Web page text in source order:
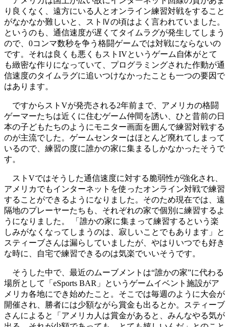
り良くなく、遠方にいる人とオンライン練習対戦をすること
がなかなか難しいと、ストⅣの頃はよく言われていました。
というのも、通信速度が遅くてタイムラグが発生してしまう
ので、0コンマ数秒を争う格闘ゲームでは対戦にならないの
です。それは良くも悪くもストIVというゲーム自体がとて
も緻密な作りになっていて、プログラミングされた作動が通
信速度のタイムラグに追いつけなかったことも一つの要因で
はあります。
ですからストVが発売される2年前まで、アメリカの格闘
ゲーマーたちは近くに住むゲーム仲間を誘い、ひと昔前の日
本の子どもたちのようにモニター画面を囲んで練習対戦する
のが主流でした。ゲームセンターはほとんど廃れてしまって
いるので、練習の度に誰かの家に集まるしかなかったそうで
す。
ストVではそうした通信速度に対する脆弱性が強化され、
アメリカでもインターネットを使ったオンライン対戦で練習
することができるようになりました。そのため現在では、遠
隔地のプレーヤーたちも、それぞれの家で個別に練習するよ
うになりました。 「誰かの家に集まって練習するという楽
しみがなくなってしまうのは、寂しいことでもあります」と
スティーブさんは漏らしていましたが、やはりいつでも好き
な時に、自宅で練習できるのは気楽でいいそうです。
そうした中で、最近のムーブメントは“誰かの家”に代わる
場所として「eSports BAR」というゲームイベント施設がア
メリカ各地にでき始めたこと。そこでは毎週のように大会が
開催され、勝者には少額ながら賞金も出るとか。スティーブ
さんによると「アメリカ人は賞金があると、みんなやる気が